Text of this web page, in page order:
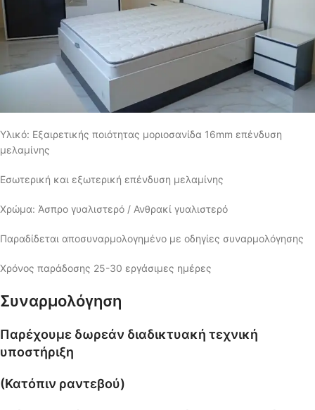
Υλικό: Εξαιρετικής ποιότητας μοριοσανίδα 16mm επένδυση
μελαμίνης
Εσωτερική και εξωτερική επένδυση μελαμίνης
Χρώμα: Άσπρο γυαλιστερό / Ανθρακί γυαλιστερό
Παραδίδεται αποσυναρμολογημένο με οδηγίες συναρμολόγησης
Χρόνος παράδοσης 25-30 εργάσιμες ημέρες
Συναρμολόγηση
Παρέχουμε δωρεάν διαδικτυακή τεχνική
υποστήριξη
(Κατόπιν ραντεβού)